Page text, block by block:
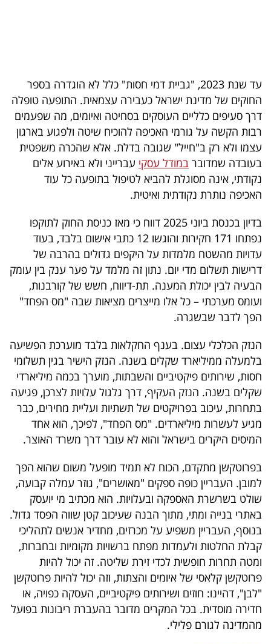
פודקאסט
40
UNDER
40
שיתופי
פעולה
דרושים
ניוזלטרים
מייל
אדום
פרסמו
באייס
עקבו
אחרינו:
עד שנת 2023, "גביית דמי חסות" כלל לא הוגדרה בספר
החוקים של מדינת ישראל כעבירה עצמאית. התופעה טופלה
דרך סעיפים כלליים העוסקים בסחיטה ואיומים, מה שפעמים
רבות הקשה על גורמי האכיפה להוכיח שיטה ולפגוע בארגון
עצמו ולא רק ב"חייל" שגובה בדלת. אלא שהכרה משפטית
בעובדה שמדובר במודל עסקי עברייני ולא באירוע אלים
נקודתי, אינה מסוגלת להביא לטיפול בתופעה כל עוד
האכיפה נותרת נקודתית ואיטית.
בדיון בכנסת ביוני 2025 דווח כי מאז כניסת החוק לתוקפו
נפתחו 171 חקירות והוגשו 12 כתבי אישום בלבד, בעוד
עדויות מהשטח מלמדות על היקפים גדולים בהרבה של
דרישות תשלום מדי יום. נתון זה מלמד על פער ענק בין עומק
הבעיה לבין יכולת המענה. תת-דיווח, חשש של קורבנות,
ועומס מערכתי – כל אלו מייצרים מציאות שבה "מס הפחד"
הפך לדבר שבשגרה.
הנזק הכלכלי עצום. בענף החקלאות בלבד מוערכת הפשיעה
בלמעלה ממיליארד שקלים בשנה. הנזק הישיר בגין תשלומי
חסות, שירותים פיקטיביים והשבתות, מוערך בכמה מיליארדי
שקלים בשנה. הנזק העקיף, דרך גלגול עלויות לצרכן, פגיעה
בתחרות, עיכוב בפרויקטים של תשתיות ועליית מחירים, כבר
מגיע לעשרות מיליארדים. "מס הפחד", לפיכך, הוא אחד
המיסים היקרים בישראל והוא לא עובר דרך משרד האוצר.
בפרוטקשן מתקדם, הכוח לא תמיד מופעל משום שהוא הפך
למובן. העבריין כופה ספקים "מאושרים", גוזר עמלה קבועה,
שולט בשרשרת האספקה ובעלויות. הוא מכתיב מי יועסק
באתרי בנייה ומתי, מתוך הבנה שעיכוב קטן שווה הפסד גדול.
בנוסף, העבריין משפיע על מכרזים, מחדיר אנשים לתהליכי
קבלת החלטות ולעמדות מפתח ברשויות מקומיות ובחברות,
ומטה תחרות חופשית לכדי זירת שליטה. זה יכול להיות
פרוטקשן קלאסי של איומים והצתות, וזה יכול להיות פרוטקשן
"לבן", דהיינו: חוזים ושירותים פיקטיביים, העסקה כפויה, או
חדירה מוסדית. בכל המקרים מדובר בהעברת ריבונות בפועל
מהמדינה לגורם פלילי.